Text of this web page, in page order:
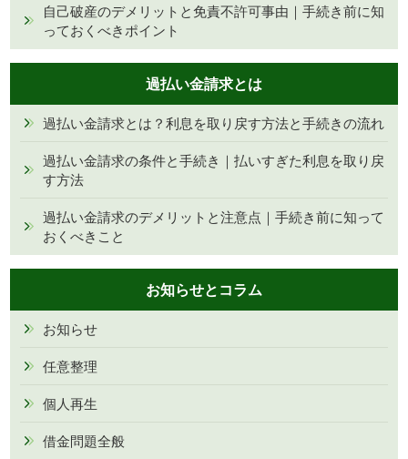
自己破産のデメリットと免責不許可事由｜手続き前に知
っておくべきポイント
過払い金請求とは
過払い金請求とは？利息を取り戻す方法と手続きの流れ
過払い金請求の条件と手続き｜払いすぎた利息を取り戻
す方法
過払い金請求のデメリットと注意点｜手続き前に知って
おくべきこと
お知らせとコラム
お知らせ
任意整理
個人再生
借金問題全般